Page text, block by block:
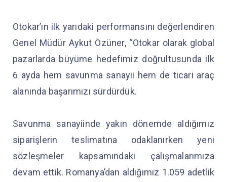
Otokar’ın ilk yarıdaki performansını değerlendiren
Genel Müdür Aykut Özüner, “Otokar olarak global
pazarlarda büyüme hedefimiz doğrultusunda ilk
6 ayda hem savunma sanayii hem de ticari araç
alanında başarımızı sürdürdük.
Savunma sanayiinde yakın dönemde aldığımız
siparişlerin teslimatına odaklanırken yeni
sözleşmeler kapsamındaki çalışmalarımıza
devam ettik. Romanya’dan aldığımız 1.059 adetlik